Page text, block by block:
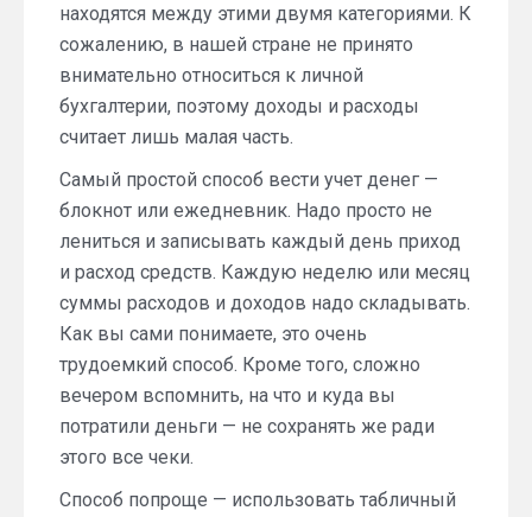
находятся между этими двумя категориями. К
сожалению, в нашей стране не принято
внимательно относиться к личной
бухгалтерии, поэтому доходы и расходы
считает лишь малая часть.
Самый простой способ вести учет денег —
блокнот или ежедневник. Надо просто не
лениться и записывать каждый день приход
и расход средств. Каждую неделю или месяц
суммы расходов и доходов надо складывать.
Как вы сами понимаете, это очень
трудоемкий способ. Кроме того, сложно
вечером вспомнить, на что и куда вы
потратили деньги — не сохранять же ради
этого все чеки.
Способ попроще — использовать табличный